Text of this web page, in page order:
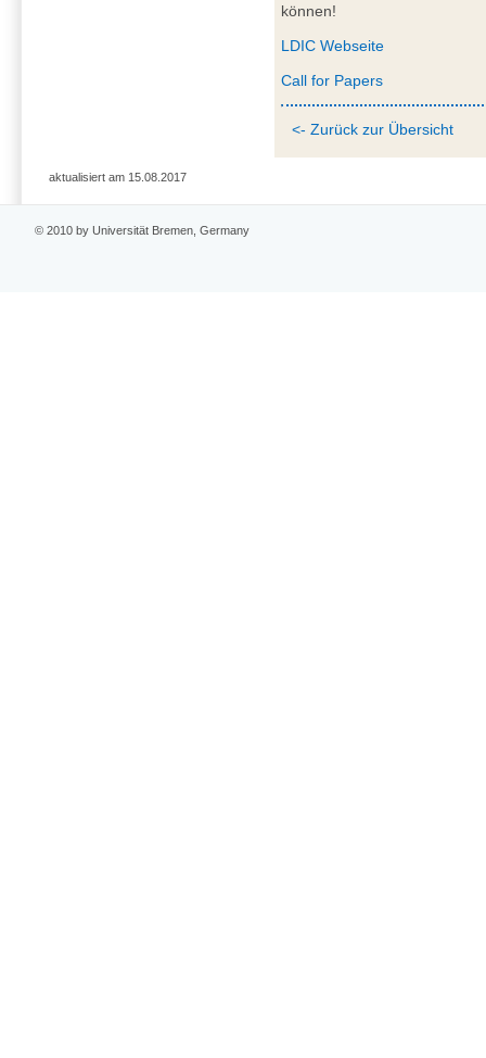
können!
LDIC Webseite
Call for Papers
<- Zurück zur Übersicht
aktualisiert am 15.08.2017
© 2010 by Universität Bremen, Germany